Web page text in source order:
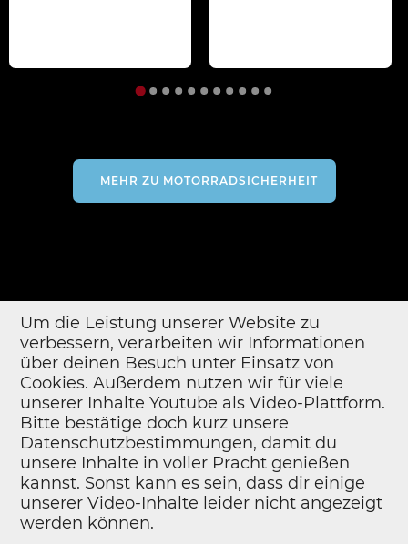
MEHR ZU MOTORRADSICHERHEIT
Jessica von VivaLaMopped
Ihr habt Fragen oder Anregungen? Dann
kontaktiert mich jetzt:
facebook@ivm-ev.de
Um die Leistung unserer Website zu
verbessern, verarbeiten wir Informationen
über deinen Besuch unter Einsatz von
Cookies. Außerdem nutzen wir für viele
unserer Inhalte Youtube als Video-Plattform.
Bitte bestätige doch kurz unsere
Datenschutzbestimmungen, damit du
unsere Inhalte in voller Pracht genießen
kannst. Sonst kann es sein, dass dir einige
unserer Video-Inhalte leider nicht angezeigt
werden können.